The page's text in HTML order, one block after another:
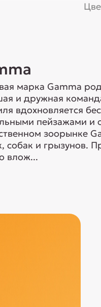
марка Gamma
и дружная
вдохновляется
пейзажами и
зоорынке
собак и грызунов.
влож...